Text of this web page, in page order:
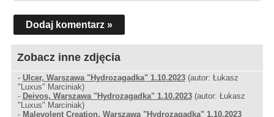
Dodaj komentarz »
Zobacz inne zdjęcia
- Ulcer, Warszawa "Hydrozagadka" 1.10.2023(autor: Łukasz
"Luxus" Marciniak)
- Deivos, Warszawa "Hydrozagadka" 1.10.2023(autor: Łukasz
"Luxus" Marciniak)
- Malevolent Creation, Warszawa "Hydrozagadka" 1.10.2023